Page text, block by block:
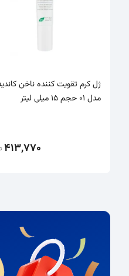
ژل کرم تقویت کننده ناخن
مدل 01 حجم 15 میلی لیتر
413,770